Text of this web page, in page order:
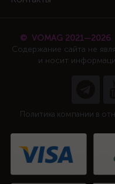
© VOMAG 2021—2026
Содержание сайта не
и носит
Политика компании в